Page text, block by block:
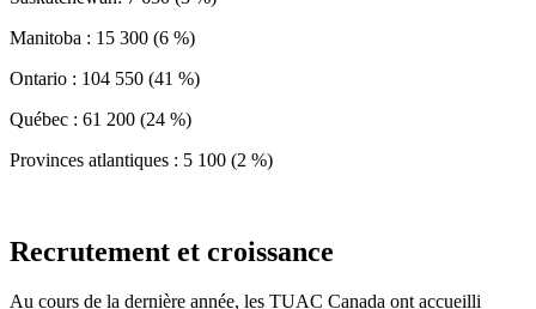
Manitoba : 15 300 (6 %)
Ontario : 104 550 (41 %)
Québec : 61 200 (24 %)
Provinces atlantiques : 5 100 (2 %)
Recrutement et croissance
Au cours de la dernière année, les TUAC Canada ont accueilli